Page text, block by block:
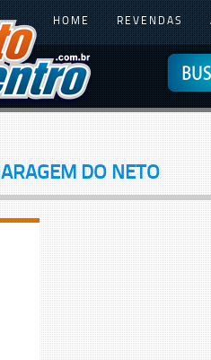
HOME REVENDAS
DO NETO